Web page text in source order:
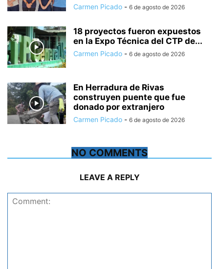
Carmen Picado - 6 de agosto de 2026
18 proyectos fueron expuestos
en la Expo Técnica del CTP de...
Carmen Picado - 6 de agosto de 2026
En Herradura de Rivas
construyen puente que fue
donado por extranjero
Carmen Picado - 6 de agosto de 2026
NO COMMENTS
LEAVE A REPLY